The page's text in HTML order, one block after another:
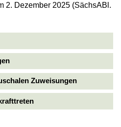
2. Dezember 2025 (SächsABl.
Zuweisungen